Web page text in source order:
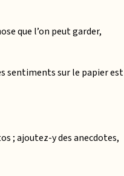
que l’on peut garder,
sentiments sur le papier est
; ajoutez-y des anecdotes,